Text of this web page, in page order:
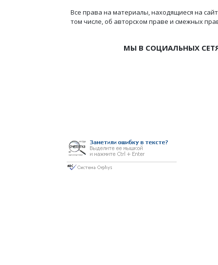
Все права на материалы, находящиеся на
том числе, об авторском праве и смежных
МЫ В СОЦИАЛЬНЫХ